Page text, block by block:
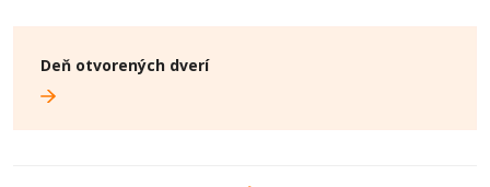
Deň otvorených dverí